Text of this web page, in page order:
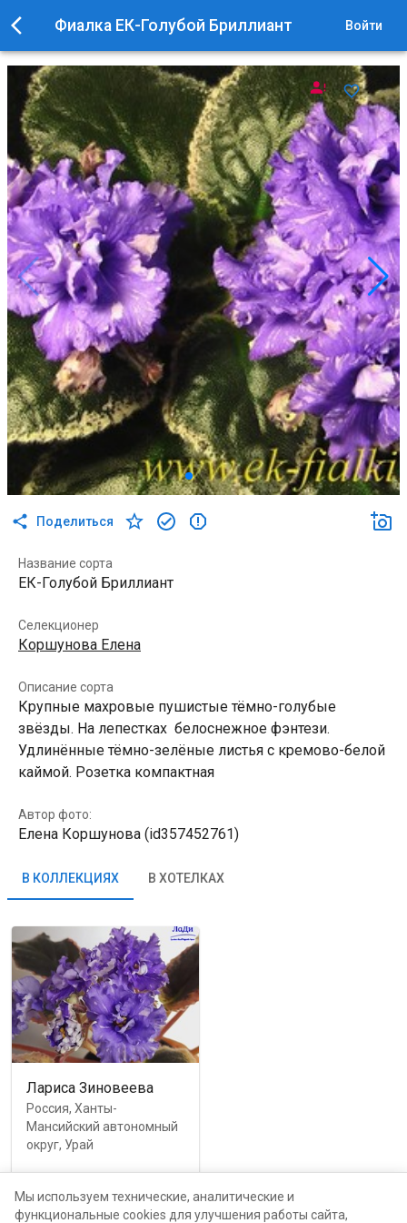
Фиалка ЕК-Голубой Бриллиант Войти
Поделиться
Название сорта
ЕК-Голубой Бриллиант
Селекционер
Коршунова Елена
Описание сорта
Крупные махровые пушистые тёмно-голубые
звёзды. На лепестках белоснежное фэнтези.
Удлинённые тёмно-зелёные листья с кремово-белой
каймой. Розетка компактная
Автор фото:
Елена Коршунова (id357452761)
В КОЛЛЕКЦИЯХ В ХОТЕЛКАХ
Лариса Зиновеева
Россия, Ханты-
Мансийский автономный
округ, Урай
Мы используем технические, аналитические и
функциональные cookies для улучшения работы сайта,